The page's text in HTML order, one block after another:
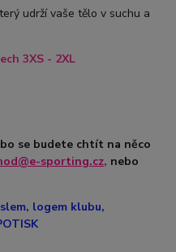
udrží vaše tělo v suchu a
3XS - 2XL
se budete chtít na něco
sporting.cz, nebo
logem klubu,